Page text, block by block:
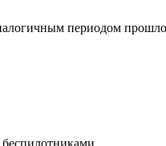
периодом